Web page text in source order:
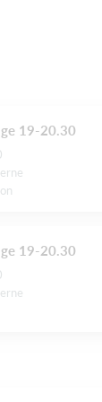
19-20.30
19-20.30